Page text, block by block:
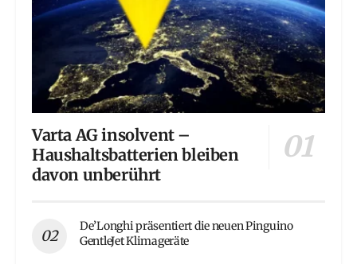
Varta AG insolvent –
Haushaltsbatterien bleiben
davon unberührt
De’Longhi präsentiert die neuen Pinguino
GentleJet Klimageräte